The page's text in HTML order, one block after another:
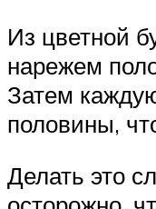
Из цветной
нарежем
Затем
половины,
Делать это